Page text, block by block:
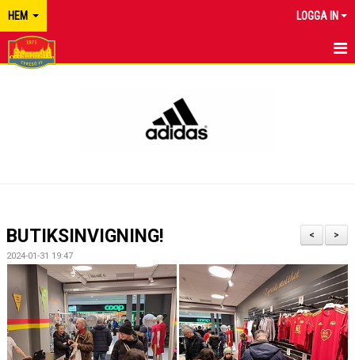
HEM LOGGA IN
>
<
BUTIKSINVIGNING!
2024-01-31 19:47